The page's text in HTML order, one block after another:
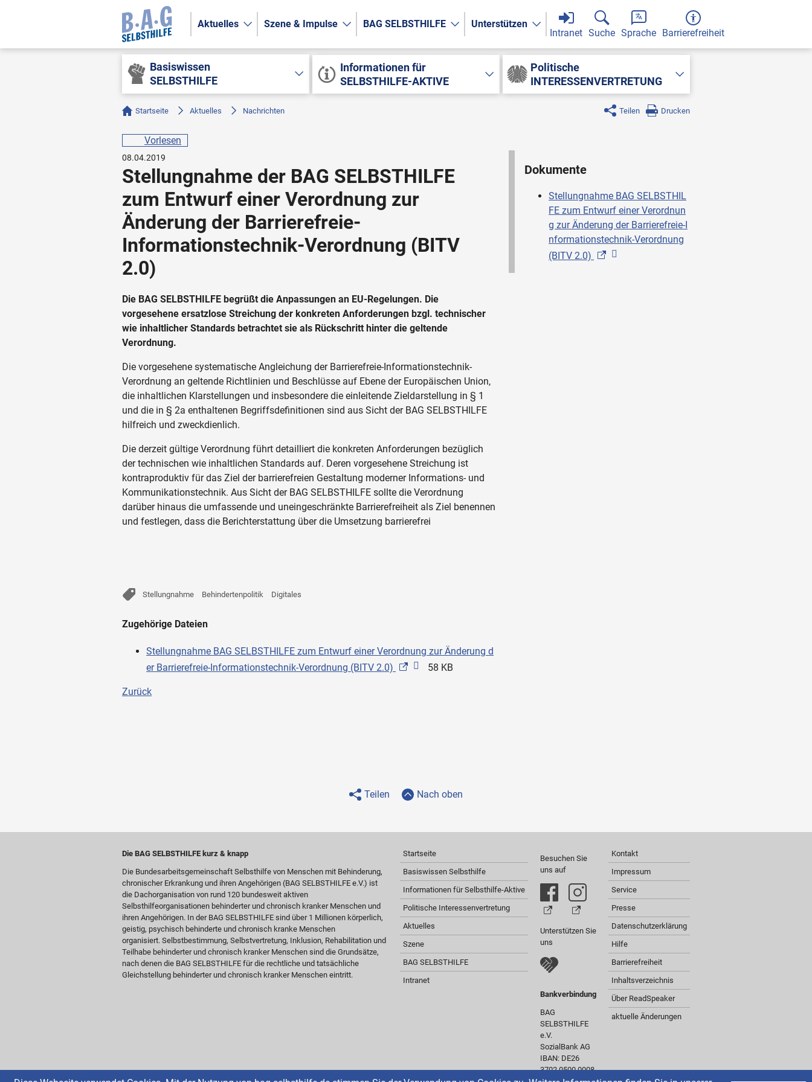
Aktuelles Szene & Impulse BAG SELBSTHILFE Unterstützen
Intranet Suche Sprache Barrierefreiheit
Basiswissen
SELBSTHILFE
Informationen für
SELBSTHILFE-AKTIVE
Politische
INTERESSENVERTRETUNG
Startseite Aktuelles Nachrichten Teilen Drucken
Vorlesen
08.04.2019
Stellungnahme der BAG SELBSTHILFE
zum Entwurf einer Verordnung zur
Änderung der Barrierefreie-
Informationstechnik-Verordnung (BITV
2.0)
Die BAG SELBSTHILFE begrüßt die Anpassungen an EU-Regelungen. Die
vorgesehene ersatzlose Streichung der konkreten Anforderungen bzgl. technischer
wie inhaltlicher Standards betrachtet sie als Rückschritt hinter die geltende
Verordnung.
Die vorgesehene systematische Angleichung der Barrierefreie-Informationstechnik-
Verordnung an geltende Richtlinien und Beschlüsse auf Ebene der Europäischen Union,
die inhaltlichen Klarstellungen und insbesondere die einleitende Zieldarstellung in § 1
und die in § 2a enthaltenen Begriffsdefinitionen sind aus Sicht der BAG SELBSTHILFE
hilfreich und zweckdienlich.
Die derzeit gültige Verordnung führt detailliert die konkreten Anforderungen bezüglich
der technischen wie inhaltlichen Standards auf. Deren vorgesehene Streichung ist
kontraproduktiv für das Ziel der barrierefreien Gestaltung moderner Informations- und
Kommunikationstechnik. Aus Sicht der BAG SELBSTHILFE sollte die Verordnung
darüber hinaus die umfassende und uneingeschränkte Barrierefreiheit als Ziel benennen
und festlegen, dass die Berichterstattung über die Umsetzung barrierefrei
Stellungnahme Behindertenpolitik Digitales
Zugehörige Dateien
Stellungnahme BAG SELBSTHILFE zum Entwurf einer Verordnung zur Änderung d
er Barrierefreie-Informationstechnik-Verordnung (BITV 2.0)
58 KB
Zurück
Dokumente
Stellungnahme BAG SELBSTHIL
FE zum Entwurf einer Verordnun
g zur Änderung der Barrierefreie-I
nformationstechnik-Verordnung
(BITV 2.0)
Teilen Nach oben
Die BAG SELBSTHILFE kurz & knapp
Die Bundesarbeitsgemeinschaft Selbsthilfe von Menschen mit Behinderung,
chronischer Erkrankung und ihren Angehörigen (BAG SELBSTHILFE e.V.) ist
die Dachorganisation von rund 120 bundesweit aktiven
Selbsthilfeorganisationen behinderter und chronisch kranker Menschen und
ihren Angehörigen. In der BAG SELBSTHILFE sind über 1 Millionen körperlich,
geistig, psychisch behinderte und chronisch kranke Menschen
organisiert. Selbstbestimmung, Selbstvertretung, Inklusion, Rehabilitation und
Teilhabe behinderter und chronisch kranker Menschen sind die Grundsätze,
nach denen die BAG SELBSTHILFE für die rechtliche und tatsächliche
Gleichstellung behinderter und chronisch kranker Menschen eintritt.
Startseite
Basiswissen Selbsthilfe
Informationen für Selbsthilfe-Aktive
Politische Interessenvertretung
Aktuelles
Szene
BAG SELBSTHILFE
Intranet
Besuchen Sie
uns auf
Unterstützen Sie
uns
Bankverbindung
BAG
SELBSTHILFE
e.V.
SozialBank AG
IBAN: DE26
3702 0500 0008
Kontakt
Impressum
Service
Presse
Datenschutzerklärung
Hilfe
Barrierefreiheit
Inhaltsverzeichnis
Über ReadSpeaker
aktuelle Änderungen